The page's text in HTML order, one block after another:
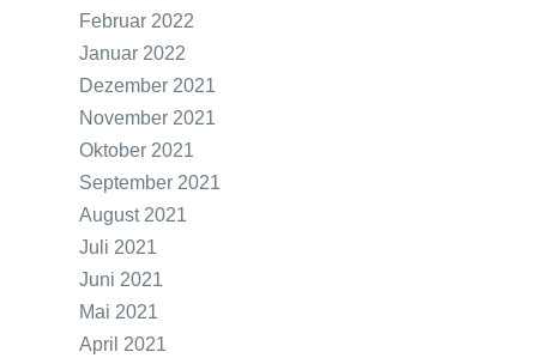
Februar 2022
Januar 2022
Dezember 2021
November 2021
Oktober 2021
September 2021
August 2021
Juli 2021
Juni 2021
Mai 2021
April 2021